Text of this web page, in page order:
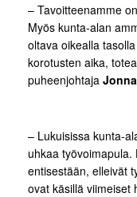
– Tavoitteenamme
Myös kunta-alan
oltava oikealla
korotusten aika,
puheenjohtaja
– Lukuisissa kunta-
uhkaa
entisestään, elleivät
ovat käsillä viimeiset